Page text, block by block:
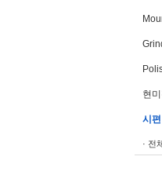
현
시
· 전